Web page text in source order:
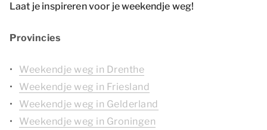
Laat je inspireren voor je weekendje weg!
Provincies
Weekendje weg in Drenthe
Weekendje weg in Friesland
Weekendje weg in Gelderland
Weekendje weg in Groningen